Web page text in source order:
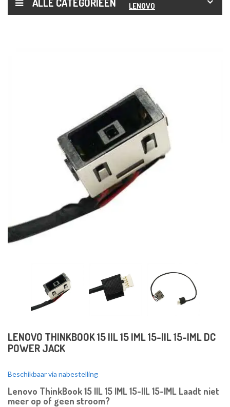
LENOVO
THINKBOOK
LENOVO THINKBOOK 15 IIL 15 IML 15-IIL 15-IML DC
POWER JACK
Beschikbaar via nabestelling
Lenovo ThinkBook 15 IIL 15 IML 15-IIL 15-IML Laadt niet
meer op of geen stroom?